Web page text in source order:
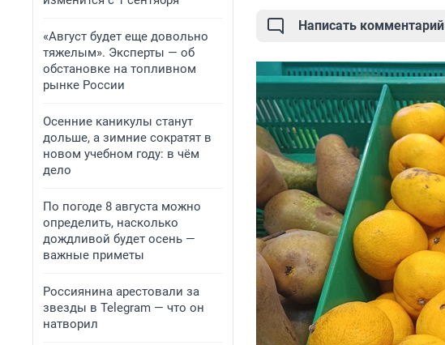
«Август будет еще довольно
тяжелым». Эксперты — об
обстановке на топливном
рынке России
Осенние каникулы станут
дольше, а зимние сократят в
новом учебном году: в чём
дело
По погоде 8 августа можно
определить, насколько
дождливой будет осень —
важные приметы
Россиянина арестовали за
звезды в Telegram — что он
натворил
Написать комментарий